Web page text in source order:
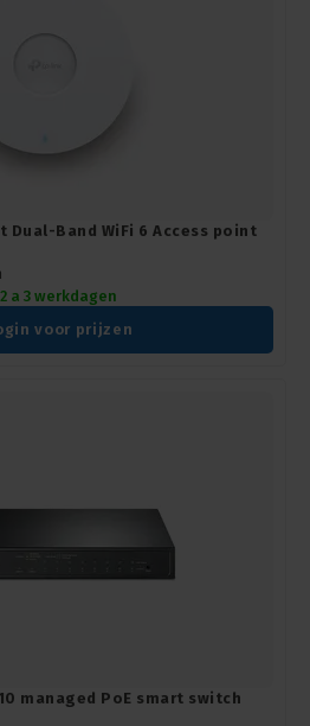
Dual-Band WiFi 6 Access point
a 3 werkdagen
voor prijzen
managed PoE smart switch